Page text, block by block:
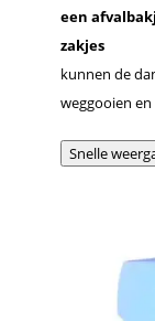
een
zakjes
kunnen de
weggooien
Snelle